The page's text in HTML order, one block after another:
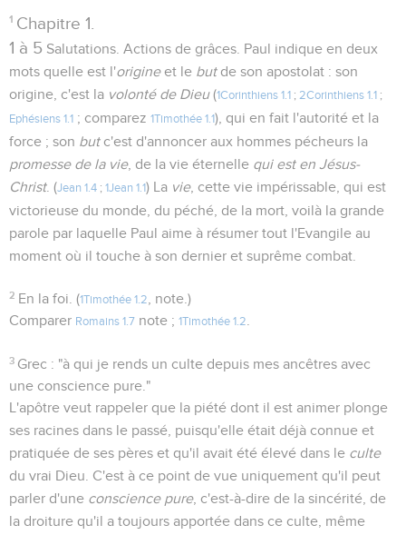
1 Chapitre 1.
1 à 5 Salutations. Actions de grâces. Paul indique en deux
mots quelle est l'origineet le butde son apostolat : son
origine, c'est la volonté de Dieu(1Corinthiens 1.1 ; 2Corinthiens 1.1 ;
Ephésiens 1.1 ; comparez 1Timothée 1.1), qui en fait l'autorité et la
force ; son butc'est d'annoncer aux hommes pécheurs la
promesse de la vie, de la vie éternelle qui est en Jésus-
Christ. (Jean 1.4 ; 1Jean 1.1) La vie, cette vie impérissable, qui est
victorieuse du monde, du péché, de la mort, voilà la grande
parole par laquelle Paul aime à résumer tout l'Evangile au
moment où il touche à son dernier et suprême combat.
2 En la foi. (1Timothée 1.2
, note.)
Comparer Romains 1.7 note ; 1Timothée 1.2
3 Grec : "à qui je rends un culte depuis mes ancêtres avec
une conscience pure."
L'apôtre veut rappeler que la piété dont il est animer plonge
ses racines dans le passé, puisqu'elle était déjà connue et
pratiquée de ses pères et qu'il avait été élevé dans le culte
du vrai Dieu. C'est à ce point de vue uniquement qu'il peut
parler d'une conscience pure, c'est-à-dire de la sincérité, de
la droiture qu'il a toujours apportée dans ce culte, même